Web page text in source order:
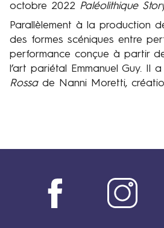
octobre 2022 Paléolithique
Parallèlement à la production
des formes scéniques entre
performance conçue à partir
l’art pariétal Emmanuel Guy. Il
Rossa de Nanni Moretti,
Facebook